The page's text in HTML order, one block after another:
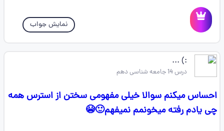
نمایش جواب
:) ...
درس 14 جامعه شناسی دهم
احساس میکنم سوالا خیلی مفهومی سختن از استرس همه
چی یادم رفته میخونمم نمیفهم🙂😭